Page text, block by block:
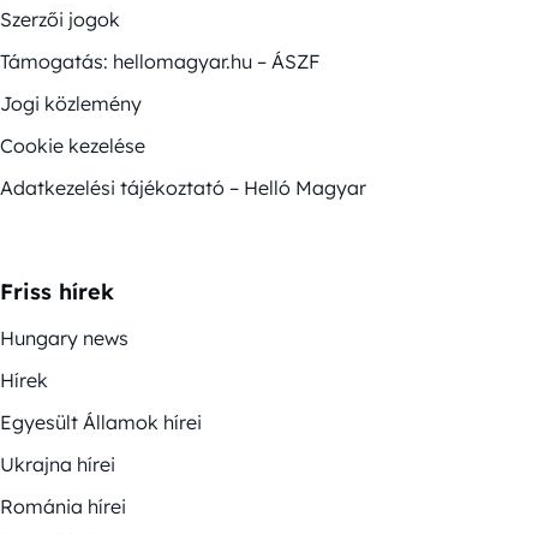
Szerzői jogok
Támogatás: hellomagyar.hu – ÁSZF
Jogi közlemény
Cookie kezelése
Adatkezelési tájékoztató – Helló Magyar
Friss hírek
Hungary news
Hírek
Egyesült Államok hírei
Ukrajna hírei
Románia hírei